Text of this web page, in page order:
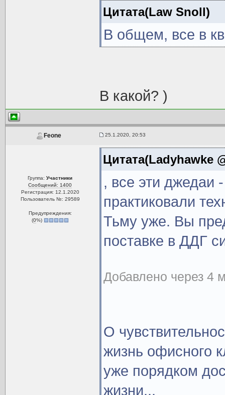
Цитата(Law Snoll)
В общем, все в
В какой? )
Feone 25.1.2020, 20:53
Группа:Участники
Сообщений: 1400
Регистрация: 12.1.2020
Пользователь №: 29589
Предупреждения:
(0%)
Цитата(Ladyhawke
, все эти джедаи
практиковали
Тьму уже. Вы
поставке в ДДГ
Добавлено через 4
О
жизнь офисного
уже порядком
жизни...